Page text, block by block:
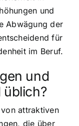
und
Abwägung der
für
im Beruf.
und
üblich?
attraktiven
die über